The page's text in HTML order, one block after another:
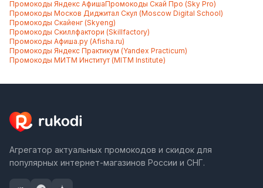
Промокоды Яндекс АфишаПромокоды Скай Про (Sky Pro)
Промокоды Москов Диджитал Скул (Moscow Digital School)
Промокоды Скайенг (Skyeng)
Промокоды Скиллфактори (Skillfactory)
Промокоды Афиша.ру (Afisha.ru)
Промокоды Яндекс Практикум (Yandex Practicum)
Промокоды МИТМ Институт (MITM Institute)
Агрегатор актуальных промокодов и скидок для
популярных интернет-магазинов России и СНГ.